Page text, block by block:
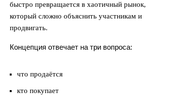
быстро превращается в хаотичный рынок,
который сложно объяснить участникам и
продвигать.
Концепция отвечает на три вопроса:
что продаётся
кто покупает